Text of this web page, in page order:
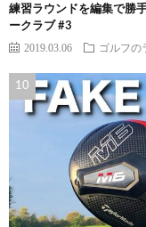
練習ラウンドを編集で勝
ークラブ #3
2019.03.06 ゴルフの